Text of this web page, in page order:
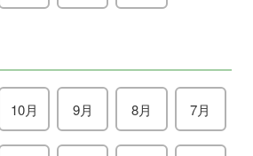
10月 9月 8月 7月